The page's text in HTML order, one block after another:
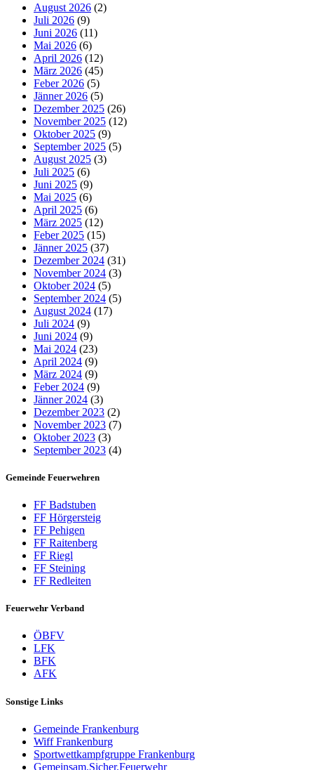
August 2026 (2)
Juli 2026 (9)
Juni 2026 (11)
Mai 2026 (6)
April 2026 (12)
März 2026 (45)
Feber 2026 (5)
Jänner 2026 (5)
Dezember 2025 (26)
November 2025 (12)
Oktober 2025 (9)
September 2025 (5)
August 2025 (3)
Juli 2025 (6)
Juni 2025 (9)
Mai 2025 (6)
April 2025 (6)
März 2025 (12)
Feber 2025 (15)
Jänner 2025 (37)
Dezember 2024 (31)
November 2024 (3)
Oktober 2024 (5)
September 2024 (5)
August 2024 (17)
Juli 2024 (9)
Juni 2024 (9)
Mai 2024 (23)
April 2024 (9)
März 2024 (9)
Feber 2024 (9)
Jänner 2024 (3)
Dezember 2023 (2)
November 2023 (7)
Oktober 2023 (3)
September 2023 (4)
Gemeinde Feuerwehren
FF Badstuben
FF Hörgersteig
FF Pehigen
FF Raitenberg
FF Riegl
FF Steining
FF Redleiten
Feuerwehr Verband
ÖBFV
LFK
BFK
AFK
Sonstige Links
Gemeinde Frankenburg
Wiff Frankenburg
Sportwettkampfgruppe Frankenburg
Gemeinsam.Sicher.Feuerwehr